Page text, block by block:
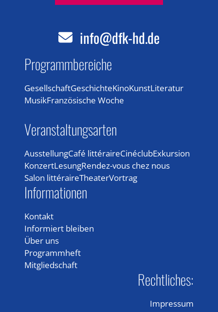
info@dfk-hd.de
Programmbereiche
GesellschaftGeschichteKinoKunstLiteratur
MusikFranzösische Woche
Veranstaltungsarten
AusstellungCafé littéraireCinéclubExkursion
KonzertLesungRendez-vous chez nous
Salon littéraireTheaterVortrag
Informationen
Kontakt
Informiert bleiben
Über uns
Programmheft
Mitgliedschaft
Rechtliches:
Impressum